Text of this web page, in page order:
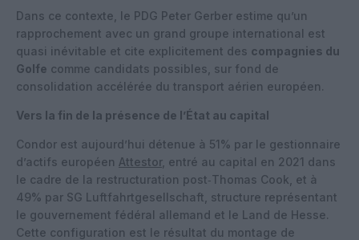
Dans ce contexte, le PDG Peter Gerber estime qu’un
rapprochement avec un grand groupe international est
quasi inévitable et cite explicitement des compagnies du
Golfe comme candidats possibles, sur fond de
consolidation accélérée du transport aérien européen.
Vers la fin de la présence de l’État au capital
Condor est aujourd’hui détenue à 51% par le gestionnaire
d’actifs européen Attestor, entré au capital en 2021 dans
le cadre de la restructuration post‑Thomas Cook, et à
49% par SG Luftfahrtgesellschaft, structure représentant
le gouvernement fédéral allemand et le Land de Hesse.
Cette configuration est le résultat du montage de